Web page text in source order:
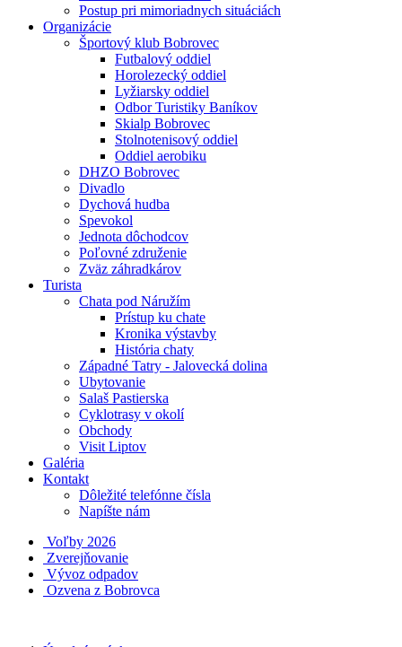
Postup pri mimoriadnych situáciách
Organizácie
Športový klub Bobrovec
Futbalový oddiel
Horolezecký oddiel
Lyžiarsky oddiel
Odbor Turistiky Baníkov
Skialp Bobrovec
Stolnotenisový oddiel
Oddiel aerobiku
DHZO Bobrovec
Divadlo
Dychová hudba
Spevokol
Jednota dôchodcov
Poľovné združenie
Zväz záhradkárov
Turista
Chata pod Náružím
Prístup ku chate
Kronika výstavby
História chaty
Západné Tatry - Jalovecká dolina
Ubytovanie
Salaš Pastierska
Cyklotrasy v okolí
Obchody
Visit Liptov
Galéria
Kontakt
Dôležité telefónne čísla
Napíšte nám
Voľby 2026
Zverejňovanie
Vývoz odpadov
Ozvena z Bobrovca